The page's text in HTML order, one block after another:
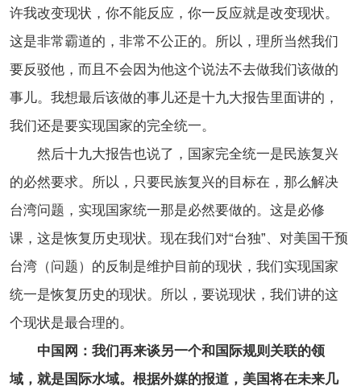
许我改变现状，你不能反应，你一反应就是改变现状。
这是非常霸道的，非常不公正的。所以，理所当然我们
要反驳他，而且不会因为他这个说法不去做我们该做的
事儿。我想最后该做的事儿还是十九大报告里面讲的，
我们还是要实现国家的完全统一。
然后十九大报告也说了，国家完全统一是民族复兴
的必然要求。所以，只要民族复兴的目标在，那么解决
台湾问题，实现国家统一那是必然要做的。这是必修
课，这是恢复历史现状。现在我们对“台独”、对美国干预
台湾（问题）的反制是维护目前的现状，我们实现国家
统一是恢复历史的现状。所以，要说现状，我们讲的这
个现状是最合理的。
中国网：我们再来谈另一个和国际规则关联的领
域，就是国际水域。根据外媒的报道，美国将在未来几